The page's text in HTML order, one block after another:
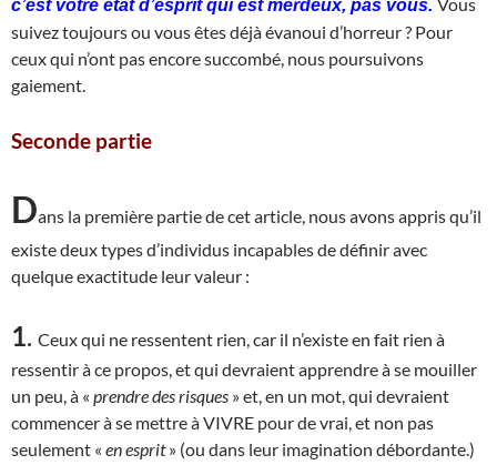
c’est votre état d’esprit qui est merdeux, pas vous.
suivez toujours ou vous êtes déjà évanoui d’horreur ? Pour
ceux qui n’ont pas encore succombé, nous poursuivons
gaiement.
Seconde partie
Dans la première partie de cet article, nous avons appris qu’il
existe deux types d’individus incapables de définir avec
quelque exactitude leur valeur :
1. Ceux qui ne ressentent rien, car il n’existe en fait rien à
ressentir à ce propos, et qui devraient apprendre à se mouiller
un peu, à « prendre des risques » et, en un mot, qui devraient
commencer à se mettre à VIVRE pour de vrai, et non pas
seulement « en esprit» (ou dans leur imagination débordante.)